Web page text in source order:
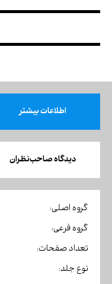
اطلاعات بیشتر
دیدگاه صاحب‌نظران
گروه اصلی:
گروه فرعی:
تعداد صفحات:
نوع جلد: